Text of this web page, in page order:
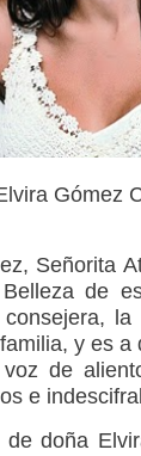
Gómez
Señorita
de
y es
de
e
doña